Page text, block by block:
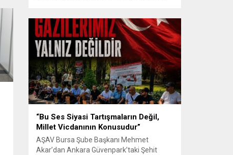
bakışın yetiyordu gözlerime Dünyayı
tutturmaya ben de Kalbim Sen Diye çırpınıp
duruyordu Zamana yarışıyordu inat Hayata
Senle...
“Bu Ses Siyasi Tartışmaların Değil,
Millet Vicdanının Konusudur”
AŞAV Bursa Şube Başkanı Mehmet
Akar’dan Ankara Güvenpark’taki Şehit